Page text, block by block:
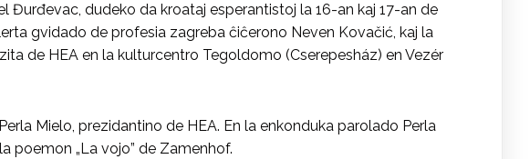
Đurđevac, dudeko da kroataj esperantistoj la 16-an kaj 17-an de
gvidado de profesia zagreba ĉiĉerono Neven Kovačić, kaj la
de HEA en la kulturcentro Tegoldomo (Cserepesház) en Vezér
Mielo, prezidantino de HEA. En la enkonduka parolado Perla
poemon „La vojo” de Zamenhof.